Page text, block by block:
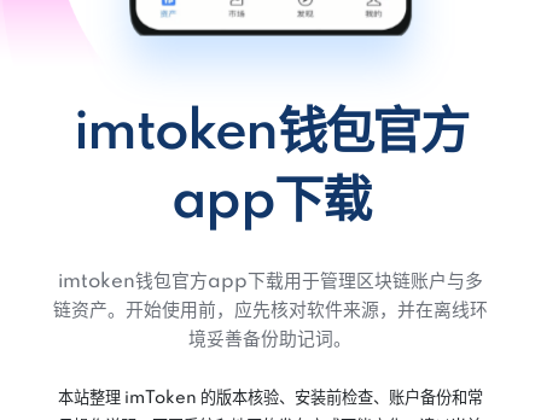
imtoken钱包官方
app下载
imtoken钱包官方app下载用于管理区块链账户与多
链资产。开始使用前，应先核对软件来源，并在离线环
境妥善备份助记词。
本站整理 imToken 的版本核验、安装前检查、账户备份和常